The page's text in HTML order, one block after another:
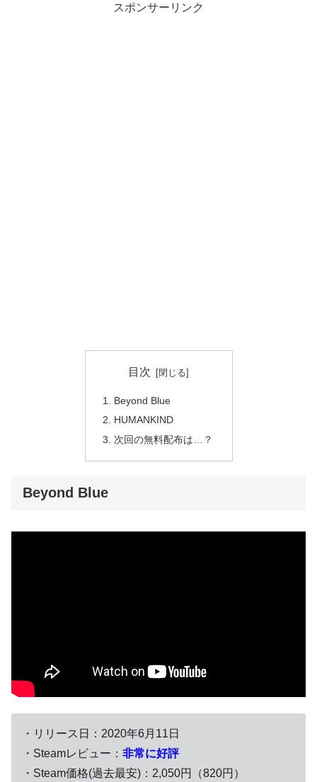
スポンサーリンク
目次
Beyond Blue
HUMANKIND
次回の無料配布は…？
Beyond Blue
・リリース日：2020年6月11日
・Steamレビュー： 非常に好評
・Steam価格(過去最安)：2,050円（820円）